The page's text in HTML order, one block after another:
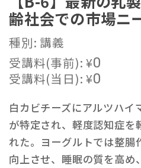
齢社会での市場ニ
種別: 講義
受講料(事前):¥0
受講料(当日):¥0
白カビチーズにアルツハイ
が特定され、軽度認知症を
れた。ヨーグルトでは整腸
向上させ、睡眠の質を高め